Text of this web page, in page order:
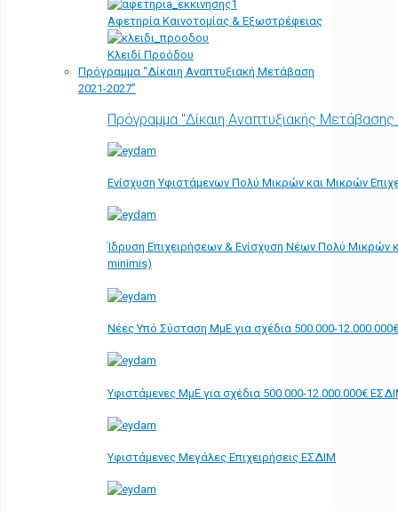
Αφετηρία Kαινοτομίας & Εξωστρέφειας
Κλειδί Προόδου
Πρόγραμμα “Δίκαιη Αναπτυξιακή Μετάβαση
2021-2027”
Πρόγραμμα "Δίκαιη Αναπτυξιακής
Ενίσχυση Υφιστάμενων Πολύ Μικρών και Μικρών
Ίδρυση Επιχειρήσεων & Ενίσχυση Νέων Πολύ Μικρών
minimis)
Νέες Υπό Σύσταση ΜμΕ για σχέδια 500.000-
Υφιστάμενες ΜμΕ για σχέδια 500.000-12.000.000€
Υφιστάμενες Μεγάλες Επιχειρήσεις ΕΣΔΙΜ